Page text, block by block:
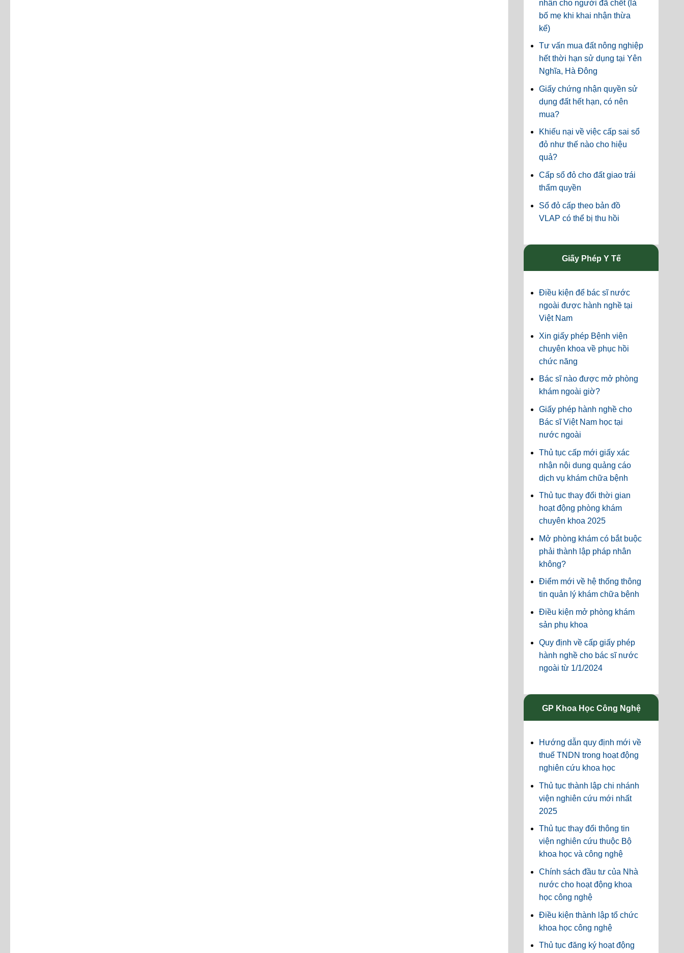
nhân cho người đã chết (là
bố mẹ khi khai nhận thừa
kế)
Tư vấn mua đất nông nghiệp
hết thời hạn sử dụng tại Yên
Nghĩa, Hà Đông
Giấy chứng nhận quyền sử
dụng đất hết hạn, có nên
mua?
Khiếu nại về việc cấp sai sổ
đỏ như thế nào cho hiệu
quả?
Cấp sổ đỏ cho đất giao trái
thẩm quyền
Sổ đỏ cấp theo bản đồ
VLAP có thể bị thu hồi
Giấy Phép Y Tế
Điều kiện để bác sĩ nước
ngoài được hành nghề tại
Việt Nam
Xin giấy phép Bệnh viện
chuyên khoa về phục hồi
chức năng
Bác sĩ nào được mở phòng
khám ngoài giờ?
Giấy phép hành nghề cho
Bác sĩ Việt Nam học tại
nước ngoài
Thủ tục cấp mới giấy xác
nhận nội dung quảng cáo
dịch vụ khám chữa bệnh
Thủ tục thay đổi thời gian
hoạt động phòng khám
chuyên khoa 2025
Mở phòng khám có bắt buộc
phải thành lập pháp nhân
không?
Điểm mới về hệ thống thông
tin quản lý khám chữa bệnh
Điều kiện mở phòng khám
sản phụ khoa
Quy định về cấp giấy phép
hành nghề cho bác sĩ nước
ngoài từ 1/1/2024
GP Khoa Học Công Nghệ
Hướng dẫn quy định mới về
thuế TNDN trong hoạt động
nghiên cứu khoa học
Thủ tục thành lập chi nhánh
viện nghiên cứu mới nhất
2025
Thủ tục thay đổi thông tin
viện nghiên cứu thuộc Bộ
khoa học và công nghệ
Chính sách đầu tư của Nhà
nước cho hoạt động khoa
học công nghệ
Điều kiện thành lập tổ chức
khoa học công nghệ
Thủ tục đăng ký hoạt động